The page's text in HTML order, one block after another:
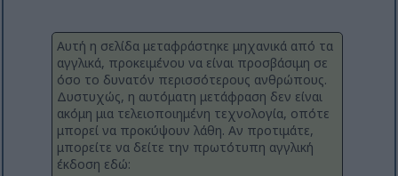
Αυτή η σελίδα μεταφράστηκε μηχανικά από τα
αγγλικά, προκειμένου να είναι προσβάσιμη σε
όσο το δυνατόν περισσότερους ανθρώπους.
Δυστυχώς, η αυτόματη μετάφραση δεν είναι
ακόμη μια τελειοποιημένη τεχνολογία, οπότε
μπορεί να προκύψουν λάθη. Αν προτιμάτε,
μπορείτε να δείτε την πρωτότυπη αγγλική
έκδοση εδώ: